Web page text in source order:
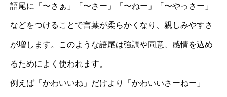
語尾に「〜さぁ」「〜さー」「〜ねー」「〜やっさー」
などをつけることで言葉が柔らかくなり、親しみやすさ
が増します。このような語尾は強調や同意、感情を込め
るためによく使われます。
例えば「かわいいね」だけより「かわいいさーねー」